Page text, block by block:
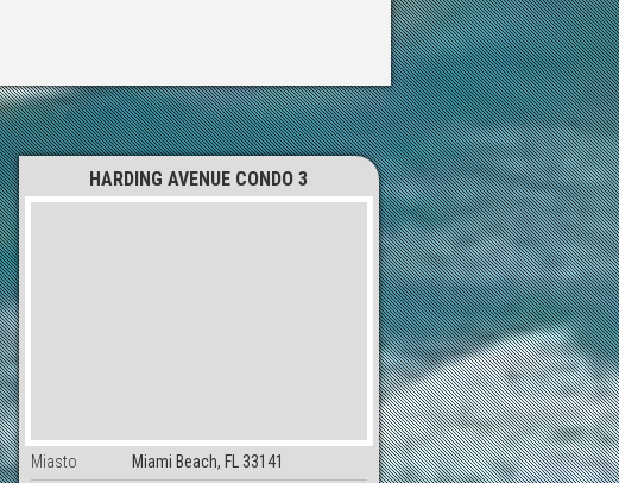
HARDING AVENUE CONDO 3
Miasto
Miami Beach, FL 33141